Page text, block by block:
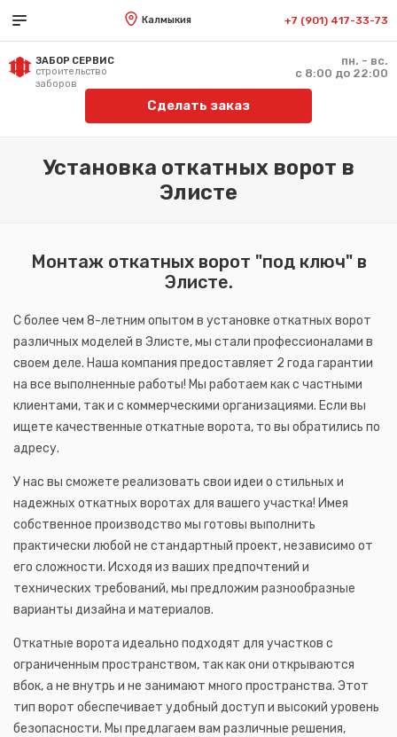
Калмыкия +7 (901) 417-33-73
ЗАБОР СЕРВИС
строительство
заборов
пн. - вс.
с 8:00 до 22:00
Сделать заказ
Установка откатных ворот в
Элисте
Монтаж откатных ворот "под ключ" в
Элисте.
С более чем 8-летним опытом в установке откатных ворот
различных моделей в Элисте, мы стали профессионалами в
своем деле. Наша компания предоставляет 2 года гарантии
на все выполненные работы! Мы работаем как с частными
клиентами, так и с коммерческими организациями. Если вы
ищете качественные откатные ворота, то вы обратились по
адресу.
У нас вы сможете реализовать свои идеи о стильных и
надежных откатных воротах для вашего участка! Имея
собственное производство мы готовы выполнить
практически любой не стандартный проект, независимо от
его сложности. Исходя из ваших предпочтений и
технических требований, мы предложим разнообразные
варианты дизайна и материалов.
Откатные ворота идеально подходят для участков с
ограниченным пространством, так как они открываются
вбок, а не внутрь и не занимают много пространства. Этот
тип ворот обеспечивает удобный доступ и высокий уровень
безопасности. Мы предлагаем вам различные решения,